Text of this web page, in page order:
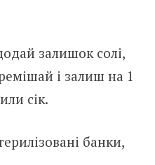
залишок солі,
і залиш на 1
сік.
банки,